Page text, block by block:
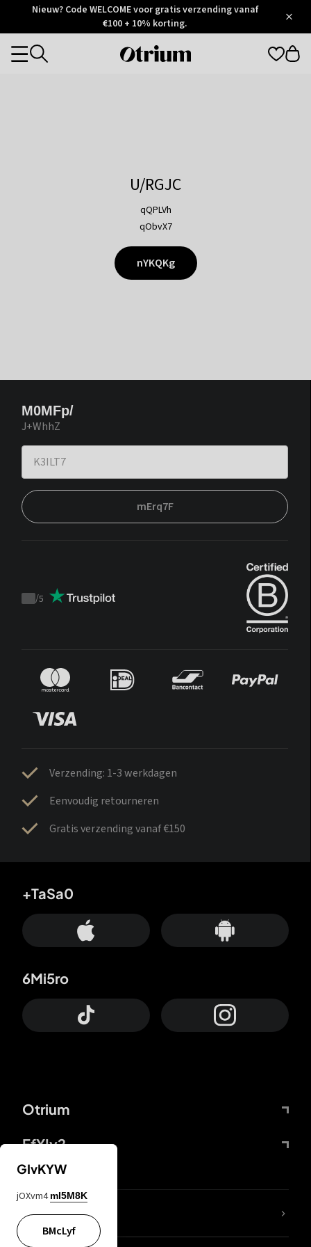
Otrium
Trustpilot
Nieuw? Code WELCOME voor gratis verzending vanaf
€100 + 10% korting.
Otrium
Categories
U/RGJC
qQPLVh
qObvX7
nYKQKg
M0MFp/
J+WhhZ
mErq7F
Trustpilot
/5
Verzending: 1-3 werkdagen
Eenvoudig retourneren
Gratis verzending vanaf €150
Otrium
FfYIy2
+TaSa0
6Mi5ro
ZbBJcb
GIvKYW
jOXvm4 mI5M8K
BMcLyf